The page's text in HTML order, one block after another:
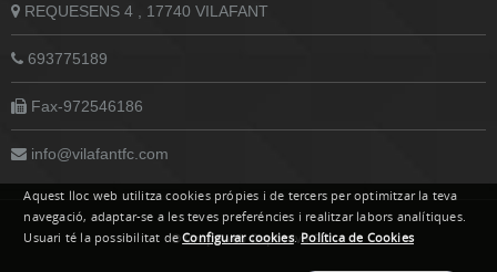
REQUESENS 4 , 17740 VILAFANT
693775189
Fax-972546186
info@vilafantfc.com
© Grupoweb Deportiva SL
Aquest lloc web utilitza cookies própies i de tercers per optimitzar la teva
navegació, adaptar-se a les teves preferéncies i realitzar labors analítiques.
Usuari té la possibilitat deConfigurar cookies.Política de Cookies